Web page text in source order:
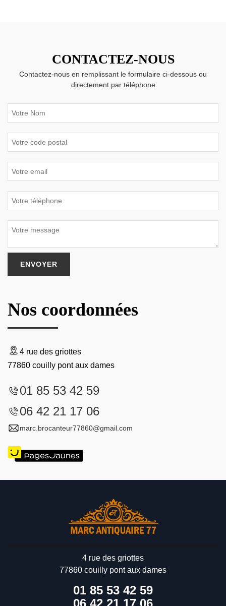
CONTACTEZ-NOUS
Contactez-nous en remplissant le formulaire ci-dessous ou
directement par téléphone
Nos coordonnées
4 rue des griottes
77860 couilly pont aux dames
01 85 53 42 59
06 42 21 17 06
marc.brocanteur77860@gmail.com
4 rue des griottes
77860 couilly pont aux dames
01 85 53 42 59
06 42 21 17 06